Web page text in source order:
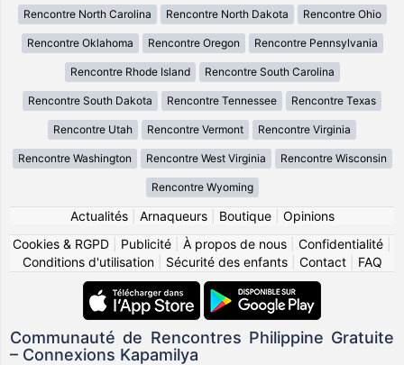
Rencontre North Carolina Rencontre North Dakota Rencontre Ohio
Rencontre Oklahoma Rencontre Oregon Rencontre Pennsylvania
Rencontre Rhode Island Rencontre South Carolina
Rencontre South Dakota Rencontre Tennessee Rencontre Texas
Rencontre Utah Rencontre Vermont Rencontre Virginia
Rencontre Washington Rencontre West Virginia Rencontre Wisconsin
Rencontre Wyoming
Actualités| Arnaqueurs| Boutique| Opinions
Cookies & RGPD
Publicité À propos de nous Confidentialité
Conditions d'utilisation| Sécurité des enfants| Contact| FAQ
Communauté de Rencontres Philippine Gratuite
– Connexions Kapamilya